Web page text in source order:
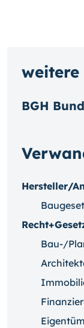
Hersteller/
Bau-/
weitere
BGH